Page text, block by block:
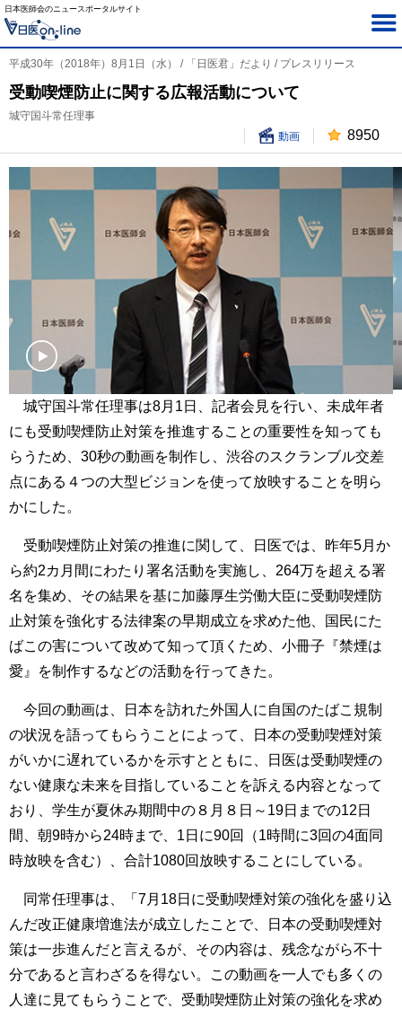
日本医師会のニュースポータルサイト
平成30年（2018年）8月1日（水） / 「日医君」だより / プレスリリース
受動喫煙防止に関する広報活動について
城守国斗常任理事
動画
8950
城守国斗常任理事は8月1日、記者会見を行い、未成年者
にも受動喫煙防止対策を推進することの重要性を知っても
らうため、30秒の動画を制作し、渋谷のスクランブル交差
点にある４つの大型ビジョンを使って放映することを明ら
かにした。
受動喫煙防止対策の推進に関して、日医では、昨年5月か
ら約2カ月間にわたり署名活動を実施し、264万を超える署
名を集め、その結果を基に加藤厚生労働大臣に受動喫煙防
止対策を強化する法律案の早期成立を求めた他、国民にた
ばこの害について改めて知って頂くため、小冊子『禁煙は
愛』を制作するなどの活動を行ってきた。
今回の動画は、日本を訪れた外国人に自国のたばこ規制
の状況を語ってもらうことによって、日本の受動喫煙対策
がいかに遅れているかを示すとともに、日医は受動喫煙の
ない健康な未来を目指していることを訴える内容となって
おり、学生が夏休み期間中の８月８日～19日までの12日
間、朝9時から24時まで、1日に90回（1時間に3回の4面同
時放映を含む）、合計1080回放映することにしている。
同常任理事は、「7月18日に受動喫煙対策の強化を盛り込
んだ改正健康増進法が成立したことで、日本の受動喫煙対
策は一歩進んだと言えるが、その内容は、残念ながら不十
分であると言わざるを得ない。この動画を一人でも多くの
人達に見てもらうことで、受動喫煙防止対策の強化を求め